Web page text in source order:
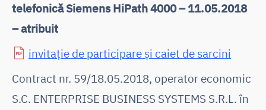
telefonică Siemens HiPath 4000 – 11.05.2018
– atribuit
invitație de participare și caiet de sarcini
Contract nr. 59/18.05.2018, operator economic
S.C. ENTERPRISE BUSINESS SYSTEMS S.R.L. în